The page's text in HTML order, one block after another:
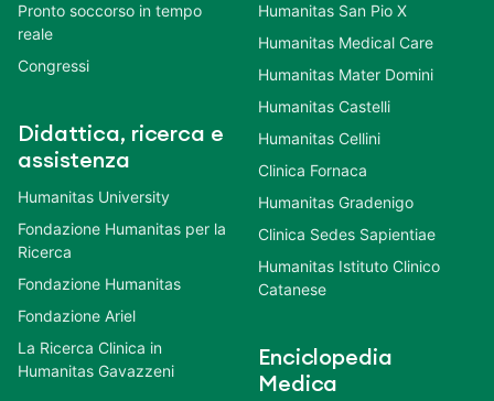
Pronto soccorso in tempo
reale
Congressi
Didattica, ricerca e
assistenza
Humanitas University
Fondazione Humanitas per la
Ricerca
Fondazione Humanitas
Fondazione Ariel
La Ricerca Clinica in
Humanitas Gavazzeni
Humanitas San Pio X
Humanitas Medical Care
Humanitas Mater Domini
Humanitas Castelli
Humanitas Cellini
Clinica Fornaca
Humanitas Gradenigo
Clinica Sedes Sapientiae
Humanitas Istituto Clinico
Catanese
Enciclopedia
Medica